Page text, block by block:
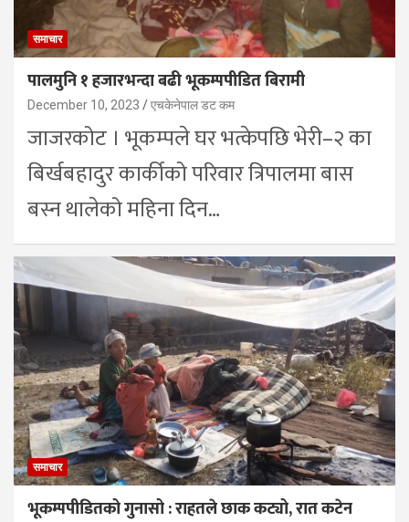
समाचार
पालमुनि १ हजारभन्दा बढी भूकम्पपीडित बिरामी
December 10, 2023 एचकेनेपाल डट कम
जाजरकोट । भूकम्पले घर भत्केपछि भेरी–२ का
बिर्खबहादुर कार्कीको परिवार त्रिपालमा बास
बस्न थालेको महिना दिन…
समाचार
भूकम्पपीडितको गुनासो : राहतले छाक कट्यो, रात कटेन